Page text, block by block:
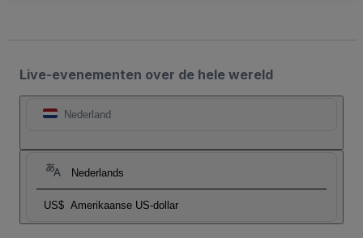
Live-evenementen over de hele wereld
Nederland
Nederlands
US$ Amerikaanse US-dollar